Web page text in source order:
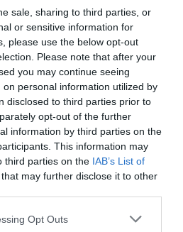
sale, sharing to third parties, or
or sensitive information for
please use the below opt-out
Please note that after your
you may continue seeing
personal information utilized by
disclosed to third parties prior to
opt-out of the further
information by third parties on the
This information may
third parties on the IAB’s List of
that may further disclose it to other
app uses one or more Google
Opt Outs